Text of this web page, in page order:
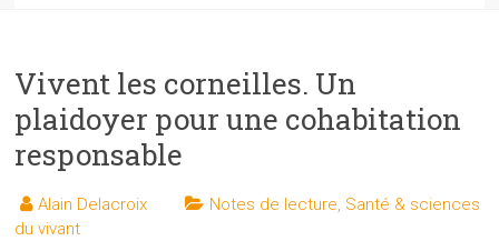
les
sciences
et
les
auprès
Vivent les corneilles. Un
plaidoyer pour une cohabitation
responsable
Alain Delacroix Notes de lecture Santé & sciences
du vivant